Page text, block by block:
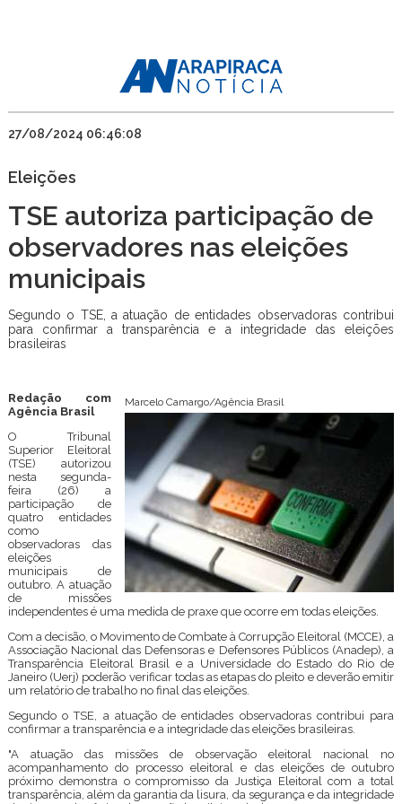
27/08/2024 06:46:08
Eleições
TSE autoriza participação de
observadores nas eleições
municipais
Segundo o TSE, a atuação de entidades observadoras contribui
para confirmar a transparência e a integridade das eleições
brasileiras
Marcelo Camargo/Agência Brasil
Redação com
Agência Brasil
O Tribunal
Superior Eleitoral
(TSE) autorizou
nesta segunda-
feira (26) a
participação de
quatro entidades
como
observadoras das
eleições
municipais de
outubro. A atuação
de missões
independentes é uma medida de praxe que ocorre em todas eleições.
Com a decisão, o Movimento de Combate à Corrupção Eleitoral (MCCE), a
Associação Nacional das Defensoras e Defensores Públicos (Anadep), a
Transparência Eleitoral Brasil e a Universidade do Estado do Rio de
Janeiro (Uerj) poderão verificar todas as etapas do pleito e deverão emitir
um relatório de trabalho no final das eleições.
Segundo o TSE, a atuação de entidades observadoras contribui para
confirmar a transparência e a integridade das eleições brasileiras.
"A atuação das missões de observação eleitoral nacional no
acompanhamento do processo eleitoral e das eleições de outubro
próximo demonstra o compromisso da Justiça Eleitoral com a total
transparência, além da garantia da lisura, da segurança e da integridade